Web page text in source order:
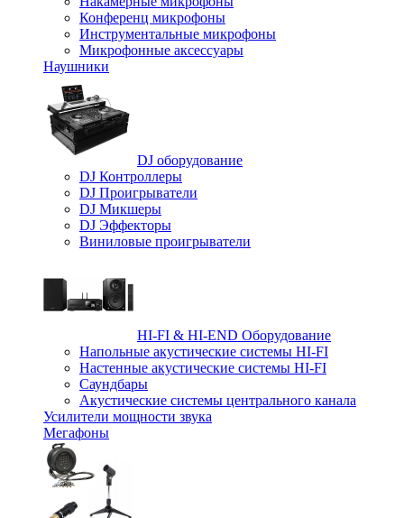
Конференц микрофоны
Инструментальные микрофоны
Микрофонные аксессуары
Наушники
DJ оборудование
DJ Контроллеры
DJ Проигрыватели
DJ Микшеры
DJ Эффекторы
Виниловые проигрыватели
HI-FI & HI-END Оборудование
Напольные акустические системы HI-FI
Настенные акустические системы HI-FI
Саундбары
Акустические системы центрального канала
Усилители мощности звука
Мегафоны